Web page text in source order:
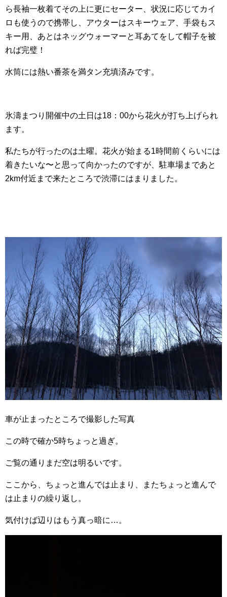
ら長袖一枚着てその上に更にセーター、状況に応じてカイ
ロも使うので携帯し、アウターはスキーウェア、手袋もス
キー用、あとはネッグウォーマーと耳あてをして帽子を被
れば完璧！
水筒には熱い番茶を満タン充填済みです。
氷濤まつり開催中の土日は18：00から花火が打ち上げられ
ます。
私たちが行ったのは土曜。花火が始まる1時間前くらいには
着きたいな〜と思って向かったのですが、駐車場まであと
2km付近まで来たところで渋滞にはまりました。
車が止まったところで撮影した写真
この時で確か5時ちょっと過ぎ。
ご覧の通りまだ空は明るいです。
ここから、ちょっと進んでは止まり、またちょっと進んで
は止まりの繰り返し。
気付けば辺りはもう真っ暗に…。